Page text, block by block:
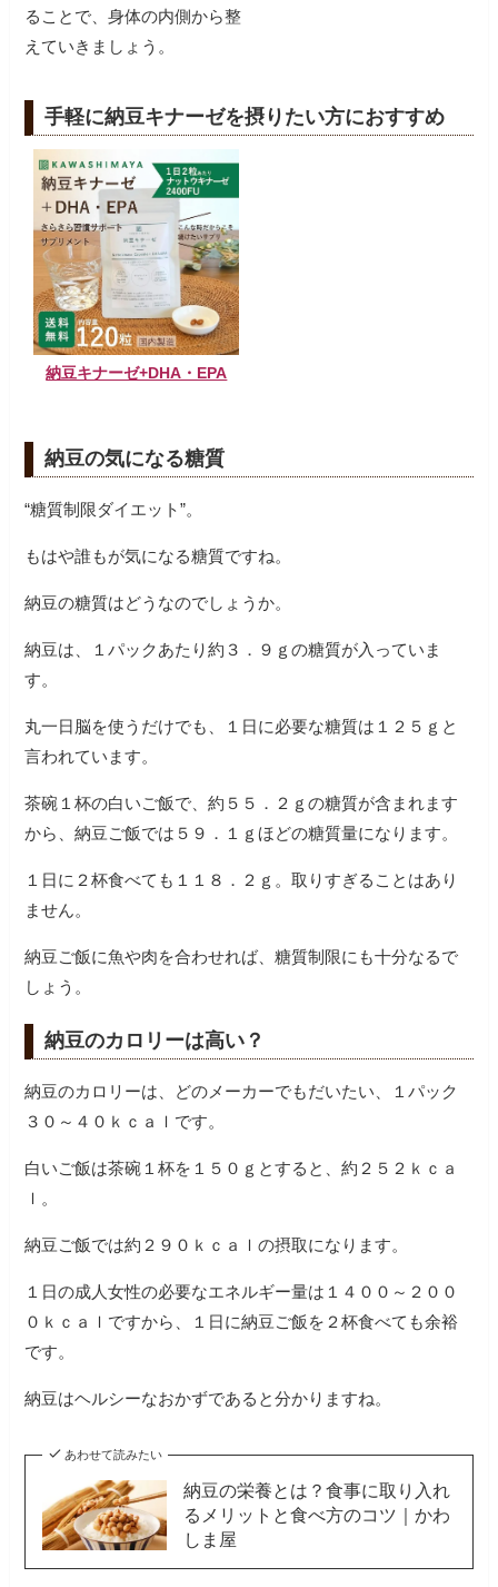
ることで、身体の内側から整
えていきましょう。
手軽に納豆キナーゼを摂りたい方におすすめ
納豆キナーゼ+DHA・EPA
納豆の気になる糖質
“糖質制限ダイエット”。
もはや誰もが気になる糖質ですね。
納豆の糖質はどうなのでしょうか。
納豆は、１パックあたり約３．９ｇの糖質が入っていま
す。
丸一日脳を使うだけでも、１日に必要な糖質は１２５ｇと
言われています。
茶碗１杯の白いご飯で、約５５．２ｇの糖質が含まれます
から、納豆ご飯では５９．１ｇほどの糖質量になります。
１日に２杯食べても１１８．２ｇ。取りすぎることはあり
ません。
納豆ご飯に魚や肉を合わせれば、糖質制限にも十分なるで
しょう。
納豆のカロリーは高い？
納豆のカロリーは、どのメーカーでもだいたい、１パック
３０～４０ｋｃａｌです。
白いご飯は茶碗１杯を１５０ｇとすると、約２５２ｋｃａ
ｌ。
納豆ご飯では約２９０ｋｃａｌの摂取になります。
１日の成人女性の必要なエネルギー量は１４００～２００
０ｋｃａｌですから、１日に納豆ご飯を２杯食べても余裕
です。
納豆はヘルシーなおかずであると分かりますね。
あわせて読みたい
納豆の栄養とは？食事に取り入れ
るメリットと食べ方のコツ｜かわ
しま屋